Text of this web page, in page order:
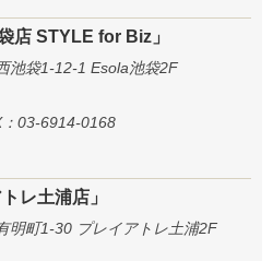
店 STYLE for Biz」
池袋1-12-1 Esola池袋2F
03-6914-0168
レ土浦店」
明町1-30 プレイアトレ土浦2F